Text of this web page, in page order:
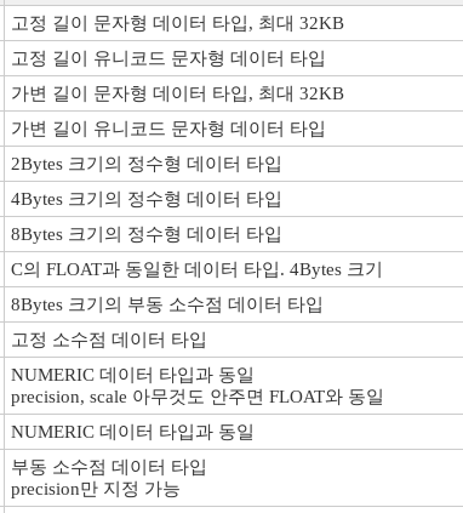
고정 길이 문자형 데이터 타입, 최대 32KB
고정 길이 유니코드 문자형 데이터 타입
가변 길이 문자형 데이터 타입, 최대 32KB
가변 길이 유니코드 문자형 데이터 타입
2Bytes 크기의 정수형 데이터 타입
4Bytes 크기의 정수형 데이터 타입
8Bytes 크기의 정수형 데이터 타입
C의 FLOAT과 동일한 데이터 타입. 4Bytes 크기
8Bytes 크기의 부동 소수점 데이터 타입
고정 소수점 데이터 타입
NUMERIC 데이터 타입과 동일
precision, scale 아무것도 안주면 FLOAT와 동일
NUMERIC 데이터 타입과 동일
부동 소수점 데이터 타입
precision만 지정 가능